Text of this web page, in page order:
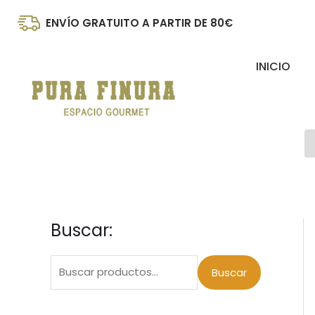
ENVÍO GRATUITO A PARTIR DE 80€
INICIO
Buscar:
B
c
Buscar
ee